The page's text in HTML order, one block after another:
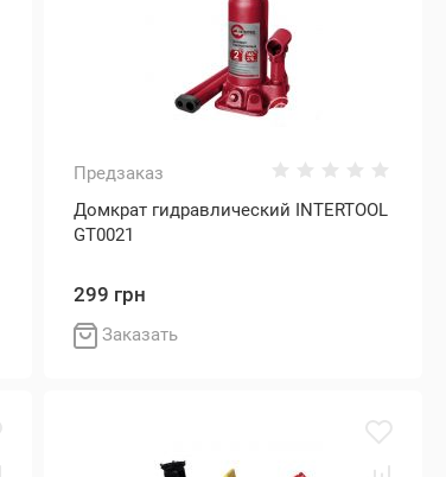
Предзаказ
Домкрат гидравлический INTERTOOL
GT0021
299 грн
Заказать